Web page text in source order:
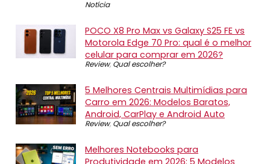
Notícia
POCO X8 Pro Max vs Galaxy S25 FE vs
Motorola Edge 70 Pro: qual é o melhor
celular para comprar em 2026?
Review, Qual escolher?
5 Melhores Centrais Multimídias para
Carro em 2026: Modelos Baratos,
Android, CarPlay e Android Auto
Review, Qual escolher?
Melhores Notebooks para
Produtividade em 2026: 5 Modelos